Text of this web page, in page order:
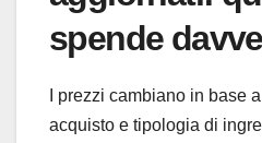
spende
I prezzi cambiano in base
acquisto e tipologia di